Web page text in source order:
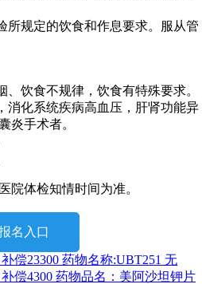
所规定的饮食和作息要求。服从管
饮食不规律，饮食有特殊要求。
消化系统疾病高血压，肝肾功能异
炎手术者。
院体检知情时间为准。
名入口
偿23300 药物名称:UBT251 无
偿4300 药物品名：美阿沙坦钾片